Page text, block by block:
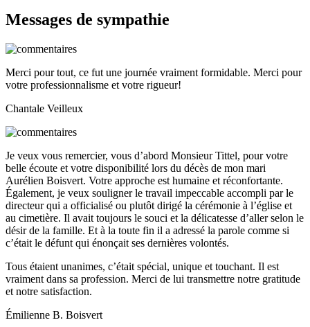
Messages de sympathie
Merci pour tout, ce fut une journée vraiment formidable. Merci pour
votre professionnalisme et votre rigueur!
Chantale Veilleux
Je veux vous remercier, vous d’abord Monsieur Tittel, pour votre
belle écoute et votre disponibilité lors du décès de mon mari
Aurélien Boisvert. Votre approche est humaine et réconfortante.
Également, je veux souligner le travail impeccable accompli par le
directeur qui a officialisé ou plutôt dirigé la cérémonie à l’église et
au cimetière. Il avait toujours le souci et la délicatesse d’aller selon le
désir de la famille. Et à la toute fin il a adressé la parole comme si
c’était le défunt qui énonçait ses dernières volontés.
Tous étaient unanimes, c’était spécial, unique et touchant. Il est
vraiment dans sa profession. Merci de lui transmettre notre gratitude
et notre satisfaction.
Émilienne B. Boisvert